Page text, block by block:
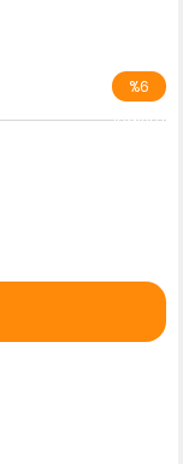
%6
İndirim